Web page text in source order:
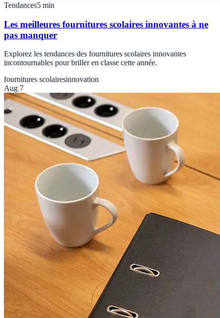
Tendances5 min
Les meilleures fournitures scolaires innovantes à ne
pas manquer
Explorez les tendances des fournitures scolaires innovantes
incontournables pour briller en classe cette année.
fournitures scolairesinnovation
Aug 7